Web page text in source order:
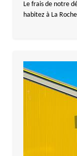
Le frais de notre
habitez à La